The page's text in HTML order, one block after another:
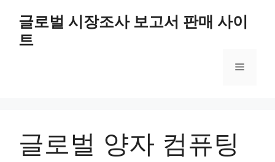
content
글로벌 시장조사 보고서 판매 사이
트
Menu
글로벌 양자 컴퓨팅